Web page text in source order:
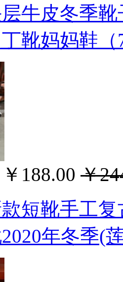
牛皮冬季
靴妈妈鞋（
￥188.00 ￥
短靴手工
年冬季(